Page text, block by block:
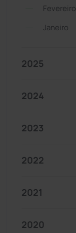
Fevereiro
Janeiro
2025
2024
2023
2022
2021
2020